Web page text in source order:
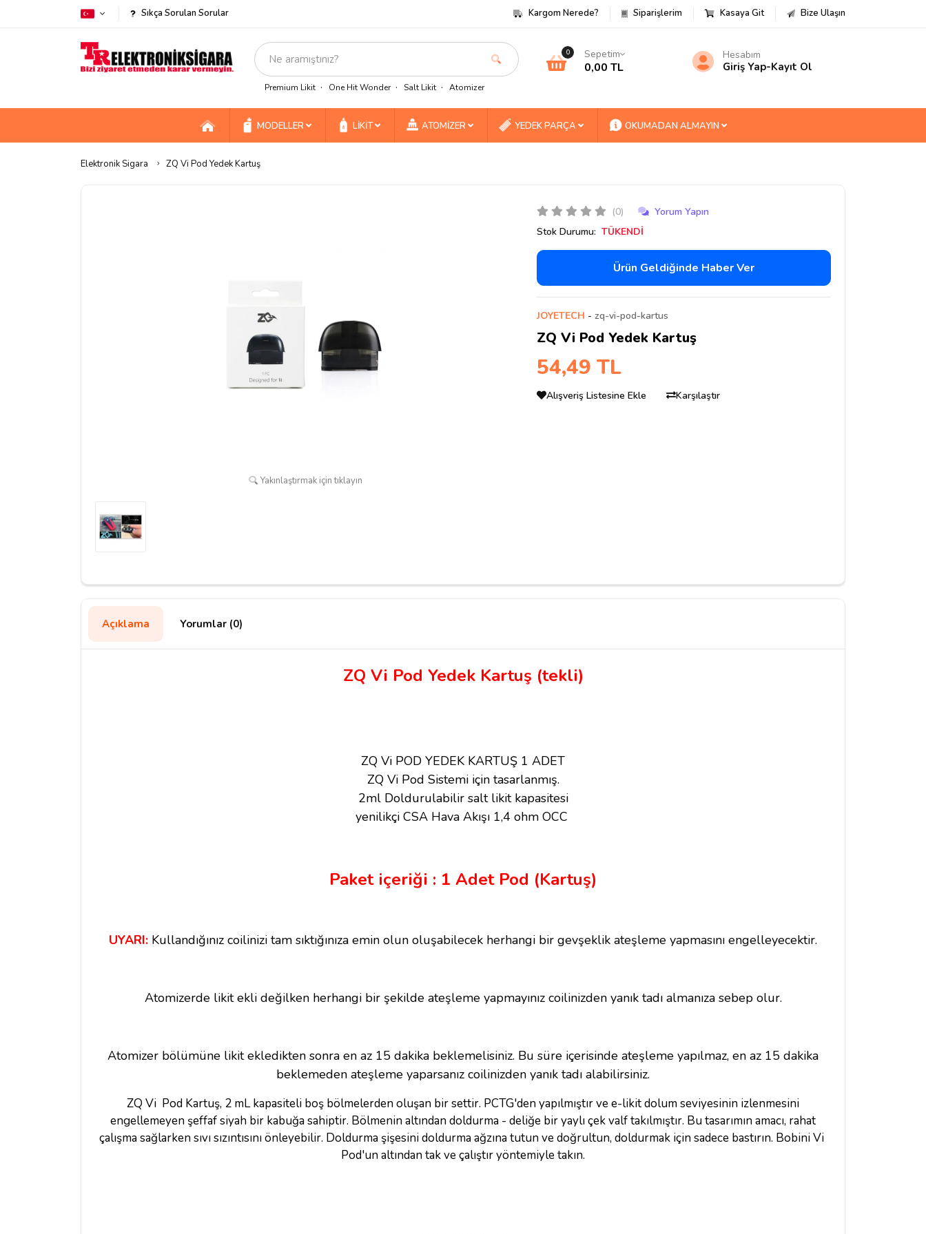
Sıkça Sorulan Sorular Kargom Nerede? Siparişlerim Kasaya Git Bize Ulaşın
Premium Likit One Hit Wonder Salt Likit Atomizer
0 Sepetim
0,00 TL
Hesabım
Giriş Yap-Kayıt Ol
MODELLER LİKİT ATOMİZER YEDEK PARÇA OKUMADAN ALMAYIN
Elektronik Sigara ZQ Vi Pod Yedek Kartuş
Yakınlaştırmak için tıklayın
(0)
Yorum Yapın
Stok Durumu: TÜKENDİ
Ürün Geldiğinde Haber Ver
JOYETECH - zq-vi-pod-kartus
ZQ Vi Pod Yedek Kartuş
54,49 TL
Alışveriş Listesine Ekle Karşılaştır
Açıklama Yorumlar (0)
ZQ Vi Pod Yedek Kartuş (tekli)
ZQ Vi POD YEDEK KARTUŞ 1 ADET
ZQ Vi Pod Sistemi için tasarlanmış.
2ml Doldurulabilir salt likit kapasitesi
yenilikçi CSA Hava Akışı 1,4 ohm OCC
Paket içeriği : 1 Adet Pod (Kartuş)
UYARI: Kullandığınız coilinizi tam sıktığınıza emin olun oluşabilecek herhangi bir gevşeklik ateşleme yapmasını engelleyecektir.
Atomizerde likit ekli değilken herhangi bir şekilde ateşleme yapmayınız coilinizden yanık tadı almanıza sebep olur.
Atomizer bölümüne likit ekledikten sonra en az 15 dakika beklemelisiniz. Bu süre içerisinde ateşleme yapılmaz, en az 15 dakika
beklemeden ateşleme yaparsanız coilinizden yanık tadı alabilirsiniz.
ZQ Vi Pod Kartuş, 2 mL kapasiteli boş bölmelerden oluşan bir settir. PCTG'den yapılmıştır ve e-likit dolum seviyesinin izlenmesini
engellemeyen şeffaf siyah bir kabuğa sahiptir. Bölmenin altından doldurma - deliğe bir yaylı çek valf takılmıştır. Bu tasarımın amacı, rahat
çalışma sağlarken sıvı sızıntısını önleyebilir. Doldurma şişesini doldurma ağzına tutun ve doğrultun, doldurmak için sadece bastırın. Bobini Vi
Pod'un altından tak ve çalıştır yöntemiyle takın.